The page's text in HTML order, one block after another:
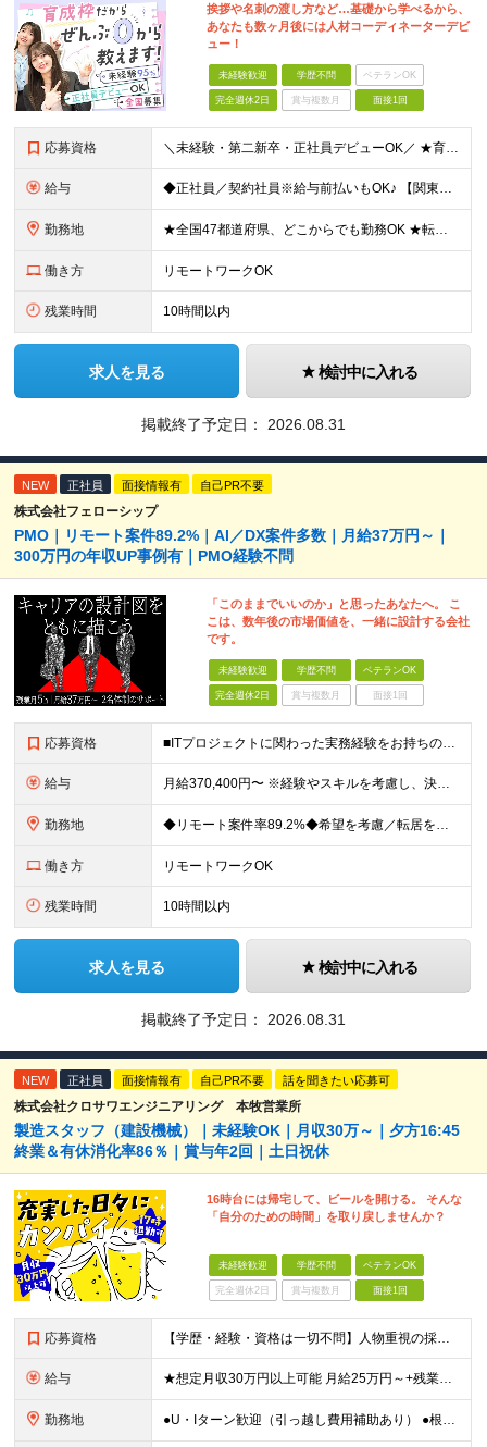
挨拶や名刺の渡し方など…基礎から学べるから、
あなたも数ヶ月後には人材コーディネーターデビ
ュー！
未経験歓迎 学歴不問 ベテランOK
完全週休2日 賞与複数月 面接1回
応募資格 ＼未経験・第二新卒・正社員デビューOK／ ★育成前提の採用を実施中！ ■経歴・ブランク不問 ■学歴不問 ≪≪特別なスキルや経験は必要なし！≫≫ 当社では人柄重視の採用を実施しています。 働く先輩社員
給与 ◆正社員／契約社員※給与前払いもOK♪ 【関東（一都三県）】 月給25万円～ ※固定残業代（月20時間分／月3万2383円）を含む。超過分は別途支給。 ※試用期間中の給与は月給23万円～ 【関東（北
勤務地 ★全国47都道府県、どこからでも勤務OK ★転勤なし！腰を据えて活躍◎ ★マイカー通勤OK（拠点による） ★業務に慣れたら、ゆくゆくはリモート併用やフルリモートも可能 全国のお客様先にて勤務していた
働き方 リモートワークOK
残業時間 10時間以内
求人を見る 検討中に入れる
掲載終了予定日： 2026.08.31
NEW 正社員 面接情報有 自己PR不要
株式会社フェローシップ
PMO｜リモート案件89.2%｜AI／DX案件多数｜月給37万円～｜
300万円の年収UP事例有｜PMO経験不問
「このままでいいのか」と思ったあなたへ。 こ
こは、数年後の市場価値を、一緒に設計する会社
です。
未経験歓迎 学歴不問 ベテランOK
完全週休2日 賞与複数月 面接1回
応募資格 ■ITプロジェクトに関わった実務経験をお持ちの方（年数・職種不問） ■学歴不問 開発、Webディレクター、進行管理など、これまでの経験を活かせます。 PMOとしての実務経験は問いません。 ＼こんな
給与 月給370,400円〜 ※経験やスキルを考慮し、決定いたします ※上記金額には固定残業代（30時間分/70,400円～）を含みます。超過分は別途全額支給いたします ※試用期間6カ月あり（期間中の給与・
勤務地 ◆リモート案件率89.2%◆希望を考慮／転居を伴う転勤なし 一都三県のクライアント先＋在宅勤務（案件により異なります） 【本社】東京都千代田区内幸町2-2-3 日比谷国際ビル3F (変更の範囲)上
働き方 リモートワークOK
残業時間 10時間以内
求人を見る 検討中に入れる
掲載終了予定日： 2026.08.31
NEW 正社員 面接情報有 自己PR不要 話を聞きたい応募可
株式会社クロサワエンジニアリング 本牧営業所
製造スタッフ（建設機械）｜未経験OK｜月収30万～｜夕方16:45
終業＆有休消化率86％｜賞与年2回｜土日祝休
16時台には帰宅して、ビールを開ける。 そんな
「自分のための時間」を取り戻しませんか？
未経験歓迎 学歴不問 ベテランOK
完全週休2日 賞与複数月 面接1回
応募資格 【学歴・経験・資格は一切不問】人物重視の採用です！ ★社会人デビュー・第二新卒歓迎！ ＼1つでも当てはまる方は大歓迎／ □ものづくりや工作が好き・興味がある □コツコツ丁寧な作業が得意 □残業を減ら
給与 ★想定月収30万円以上可能 月給25万円～+残業代全額支給＋各種手当+賞与年2回 ※試用期間2ヶ月あり（給与・待遇に差異はありません） ※残業代・深夜割増手当は全額支給します ★賞与年2回（6月・
勤務地 ●U・Iターン歓迎（引っ越し費用補助あり） ●根岸駅より無料送迎バスあり ●車･バイク・自転車通勤OK ■本牧営業所／神奈川県横浜市中区豊浦町2-3 (変更の範囲)上記を除く当社関連勤務地